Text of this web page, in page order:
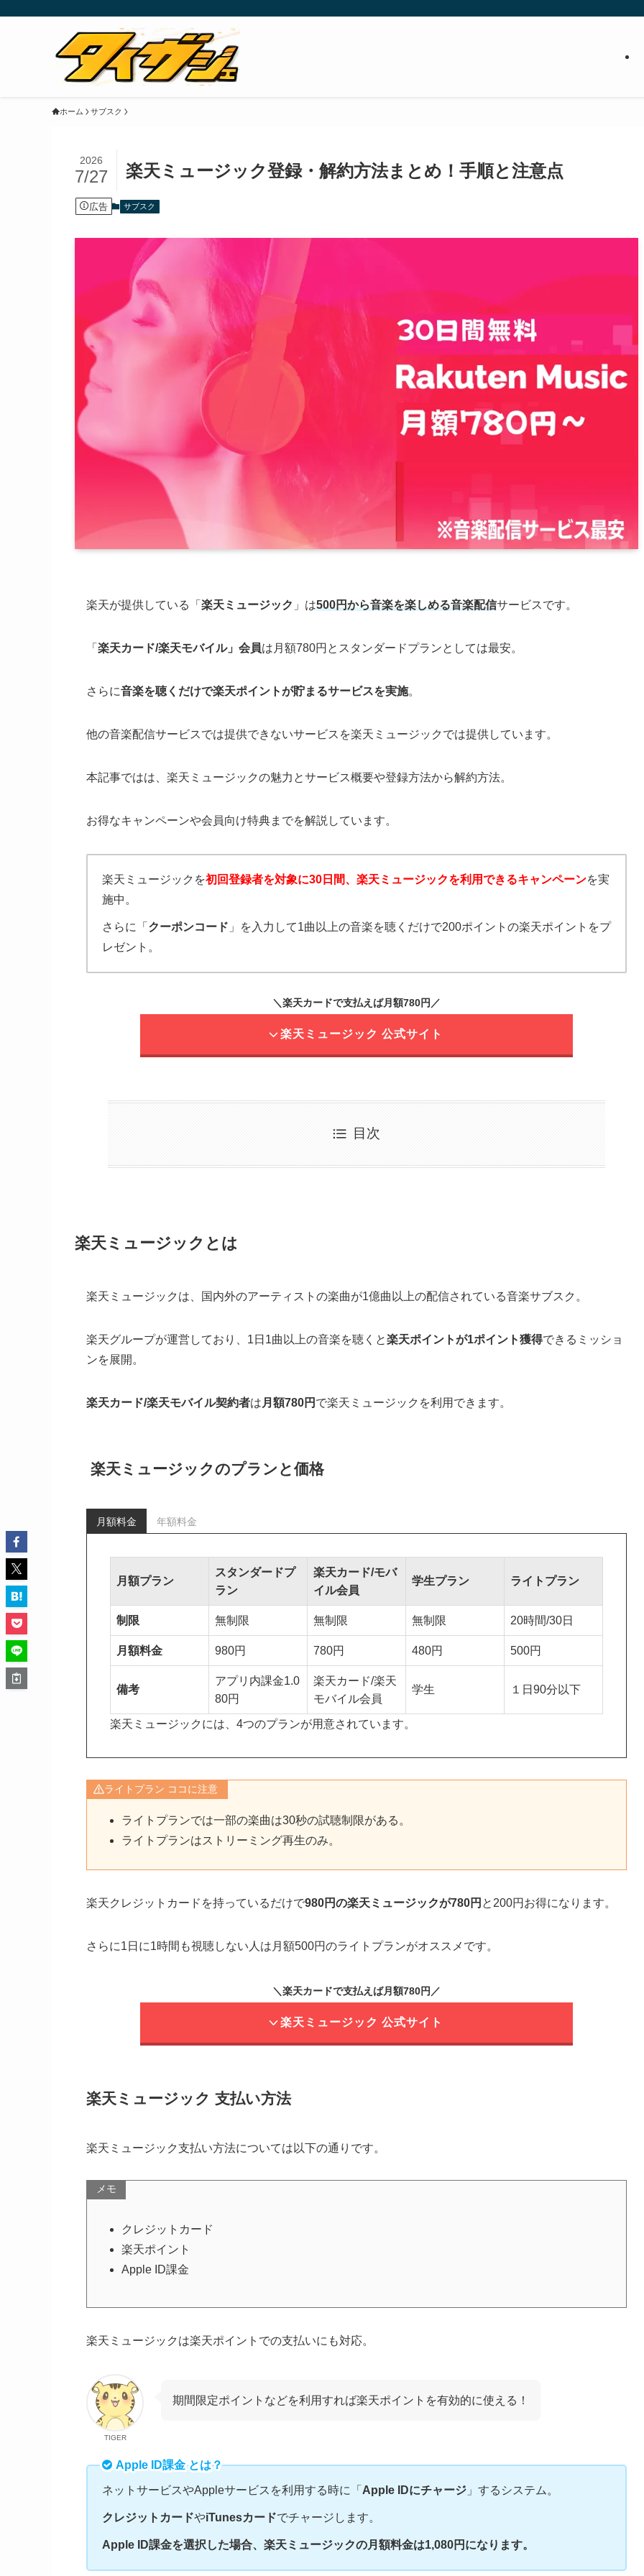
ホーム サブスク
楽天ミュージック登録・解約方法まとめ！手順と注意点
2026
7/27
広告 サブスク
楽天が提供している「 楽天ミュージック 」は500円から音楽を楽しめる音楽配信サービスです。
「 楽天カード/楽天モバイル」会員は月額780円とスタンダードプランとしては最安。
さらに音楽を聴くだけで楽天ポイントが貯まるサービスを実施。
他の音楽配信サービスでは提供できないサービスを楽天ミュージックでは提供しています。
本記事ではは、楽天ミュージックの魅力とサービス概要や登録方法から解約方法。
お得なキャンペーンや会員向け特典までを解説しています。
楽天ミュージックを初回登録者を対象に30日間、楽天ミュージックを利用できるキャンペーンを実
施中。
さらに「 クーポンコード 」を入力して1曲以上の音楽を聴くだけで200ポイントの楽天ポイントをプ
レゼント。
＼楽天カードで支払えば月額780円／
楽天ミュージック 公式サイト
目次
楽天ミュージックとは
楽天ミュージックは、国内外のアーティストの楽曲が1億曲以上の配信されている音楽サブスク。
楽天グループが運営しており、1日1曲以上の音楽を聴くと楽天ポイントが1ポイント獲得できるミッショ
ンを展開。
楽天カード/楽天モバイル契約者は 月額780円 で楽天ミュージックを利用できます。
楽天ミュージックのプランと価格
月額料金 年額料金
月額プラン
スタンダードプ
ラン
楽天カード/モバ
イル会員
学生プラン ライトプラン
制限 無制限 無制限 無制限 20時間/30日
月額料金 980円 780円 480円 500円
備考
アプリ内課金1.0
80円
楽天カード/楽天
モバイル会員
学生 １日90分以下
楽天ミュージックには、4つのプランが用意されています。
ライトプラン ココに注意
ライトプランでは一部の楽曲は30秒の試聴制限がある。
ライトプランはストリーミング再生のみ。
楽天クレジットカードを持っているだけで980円の楽天ミュージックが780円 と200円お得になります。
さらに1日に1時間も視聴しない人は月額500円のライトプランがオススメです。
＼楽天カードで支払えば月額780円／
楽天ミュージック 公式サイト
楽天ミュージック 支払い方法
楽天ミュージック支払い方法については以下の通りです。
メモ
クレジットカード
楽天ポイント
Apple ID課金
楽天ミュージックは楽天ポイントでの支払いにも対応。
TIGER
期間限定ポイントなどを利用すれば楽天ポイントを有効的に使える！
Apple ID課金 とは？
ネットサービスやAppleサービスを利用する時に「 Apple IDにチャージ 」するシステム。
クレジットカードやiTunesカードでチャージします。
Apple ID課金を選択した場合、楽天ミュージックの月額料金は1,080円になります。